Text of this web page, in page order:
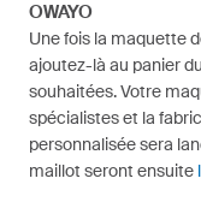
OWAYO
Une fois la maquette
ajoutez-là au panier
souhaitées. Votre
spécialistes et la
personnalisée sera
maillot seront ensuite